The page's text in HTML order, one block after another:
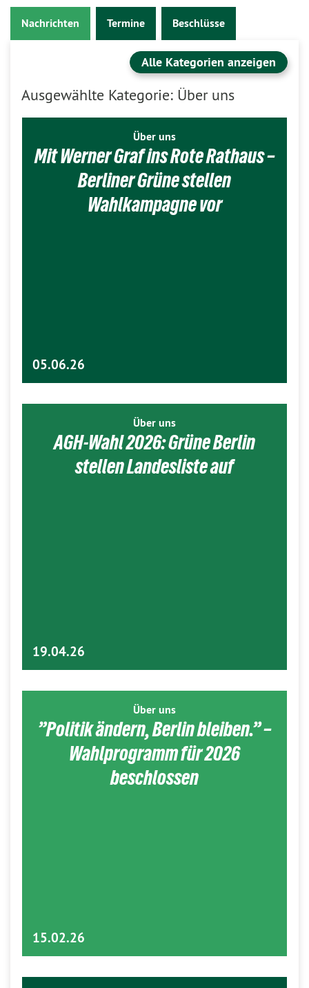
Nachrichten Termine Beschlüsse
Alle Kategorien anzeigen
Ausgewählte Kategorie: Über uns
Über uns
Mit Werner Graf ins Rote Rathaus –
Berliner Grüne stellen
Wahlkampagne vor
05.06.26
Über uns
AGH-Wahl 2026: Grüne Berlin
stellen Landesliste auf
19.04.26
Über uns
”Politik ändern, Berlin bleiben.” –
Wahlprogramm für 2026
beschlossen
15.02.26